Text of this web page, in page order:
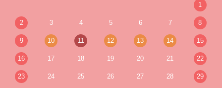
1
2 3 4 5 6 7 8
9 10 11 12 13 14 15
16 17 18 19 20 21 22
23 24 25 26 27 28 29